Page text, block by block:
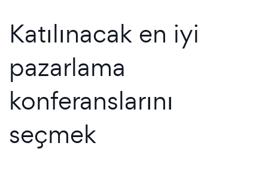
Katılınacak en iyi
pazarlama
konferanslarını
seçmek